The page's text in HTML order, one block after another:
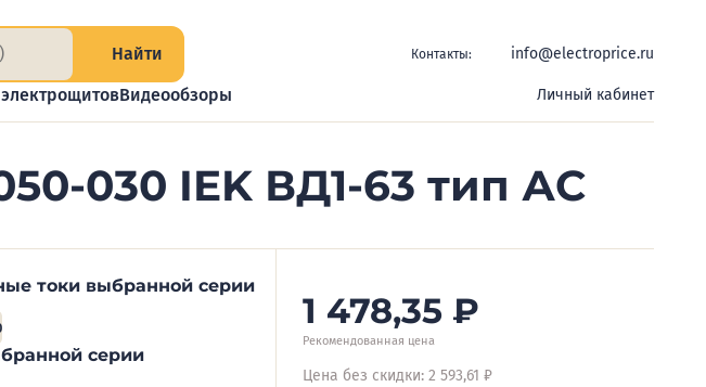
Найти Контакты: info@electroprice.ru
Видеообзоры Личный кабинет
030 IEK ВД1-63 тип АС
токи выбранной серии
серии
1 478,35 ₽
Рекомендованная цена
Цена без скидки: 2 593,61 ₽